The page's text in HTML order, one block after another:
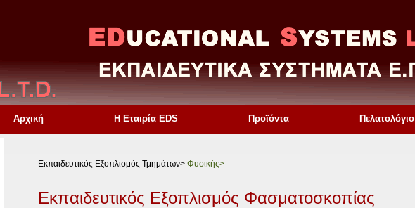
Αρχική Η Εταιρία EDS Προϊόντα Πελατολόγιο
Εκπαιδευτικός Εξοπλισμός Τμημάτων> Φυσικής>
Εκπαιδευτικός Εξοπλισμός Φασματοσκοπίας